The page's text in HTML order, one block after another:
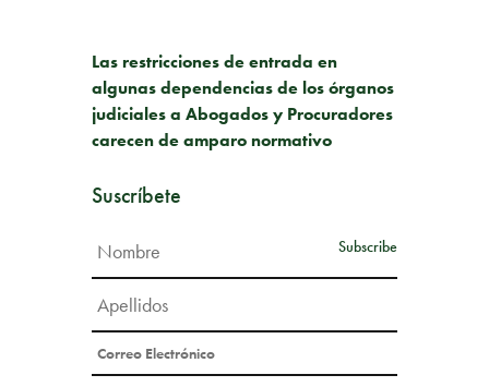
Las restricciones de entrada en
algunas dependencias de los órganos
judiciales a Abogados y Procuradores
carecen de amparo normativo
Suscríbete